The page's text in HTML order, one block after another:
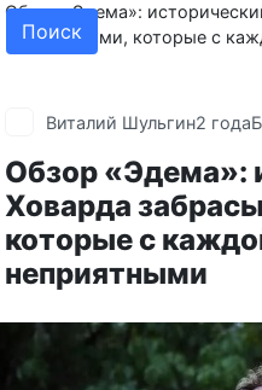
Обзор «Эдема»:
персонажами, которые с
Виталий Шульгин2 года
Обзор «Эдема»:
Ховарда
которые с
неприятными
Поиск